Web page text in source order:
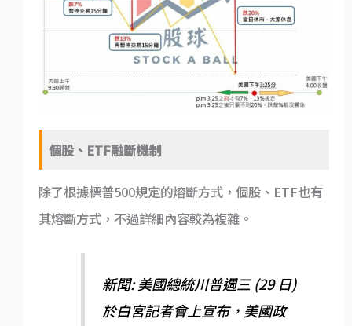
個股、ETF融斷機制
除了根據標普500規定的熔斷方式，個股、ETF也有
其熔斷方式，不過詳細內容較為複雜。
新聞: 美國總統川普週三 (29 日)
於白宮記者會上宣布，美國政